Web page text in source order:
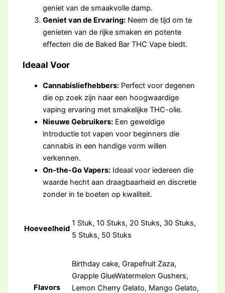
geniet van de smaakvolle damp.
Geniet van de Ervaring: Neem de tijd om te
genieten van de rijke smaken en potente
effecten die de Baked Bar THC Vape biedt.
Ideaal Voor
Cannabisliefhebbers: Perfect voor degenen
die op zoek zijn naar een hoogwaardige
vaping ervaring met smakelijke THC-olie.
Nieuwe Gebruikers: Een geweldige
introductie tot vapen voor beginners die
cannabis in een handige vorm willen
verkennen.
On-the-Go Vapers: Ideaal voor iedereen die
waarde hecht aan draagbaarheid en discretie
zonder in te boeten op kwaliteit.
Hoeveelheid
1 Stuk, 10 Stuks, 20 Stuks, 30 Stuks,
5 Stuks, 50 Stuks
Flavors
Birthday cake, Grapefruit Zaza,
Grapple GlueWatermelon Gushers,
Lemon Cherry Gelato, Mango Gelato,